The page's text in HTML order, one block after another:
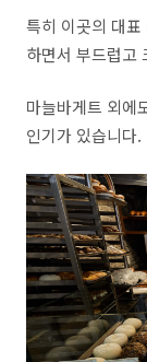
특히 이곳의 대
하면서 부드럽고
마늘바게트 외에
인기가 있습니다.